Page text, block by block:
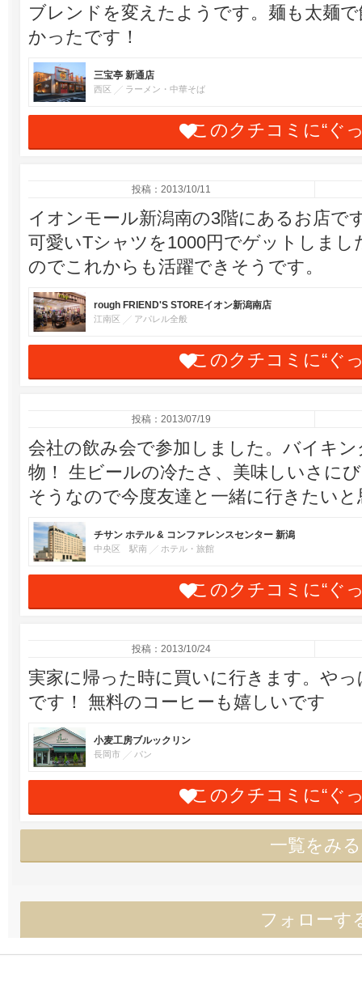
ブレンドを変えたようです。麺も太麺
かったです！
三宝亭 新通店
西区 ラーメン・中華そば
このクチコミに“ぐ
投稿：2013/10/11
イオンモール新潟南の3階にあるお店で
可愛いTシャツを1000円でゲットしま
のでこれからも活躍できそうです。
rough FRIEND'S STOREイオン新潟南店
江南区 アパレル全般
このクチコミに“ぐ
投稿：2013/07/19
会社の飲み会で参加しました。バイキ
物！ 生ビールの冷たさ、美味しいさに
そうなので今度友達と一緒に行きたい
チサン ホテル & コンファレンスセンター 新潟
中央区 駅南 ホテル・旅館
このクチコミに“ぐ
投稿：2013/10/24
実家に帰った時に買いに行きます。やっ
です！ 無料のコーヒーも嬉しいです
小麦工房ブルックリン
長岡市 パン
このクチコミに“ぐ
一覧をみる
フォローす